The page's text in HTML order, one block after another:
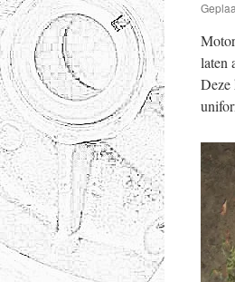
laten
Deze